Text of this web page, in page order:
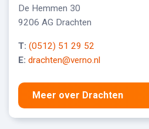
De Hemmen 30
9206 AG Drachten
T: (0512) 51 29 52
E: drachten@verno.nl
Meer over Drachten